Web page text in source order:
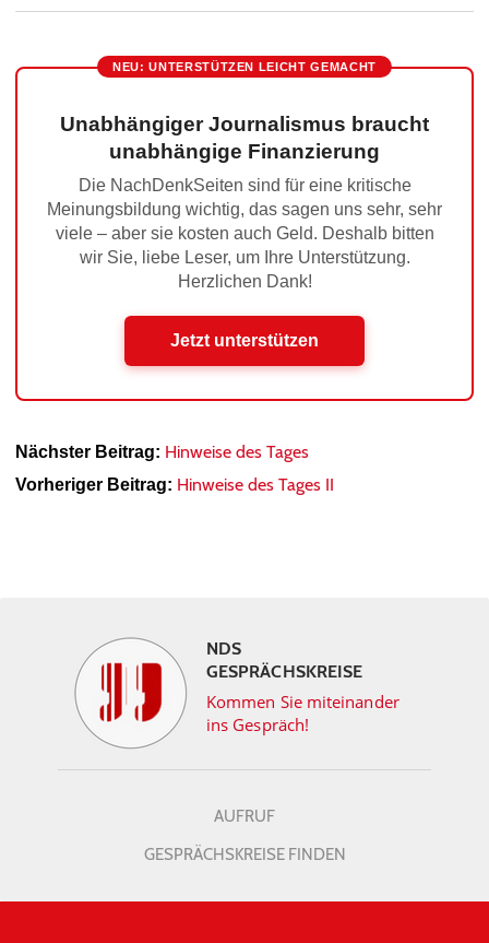
NEU: UNTERSTÜTZEN LEICHT GEMACHT
Unabhängiger Journalismus braucht
unabhängige Finanzierung
Die NachDenkSeiten sind für eine kritische
Meinungsbildung wichtig, das sagen uns sehr, sehr
viele – aber sie kosten auch Geld. Deshalb bitten
wir Sie, liebe Leser, um Ihre Unterstützung.
Herzlichen Dank!
Jetzt unterstützen
Nächster Beitrag: Hinweise des Tages
Vorheriger Beitrag: Hinweise des Tages II
NDS
GESPRÄCHSKREISE
Kommen Sie miteinander
ins Gespräch!
AUFRUF
GESPRÄCHSKREISE FINDEN